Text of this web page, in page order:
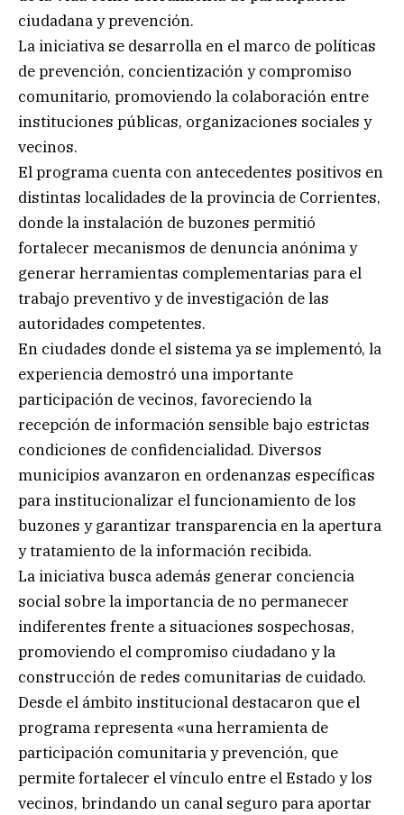
ciudadana y prevención.
La iniciativa se desarrolla en el marco de políticas
de prevención, concientización y compromiso
comunitario, promoviendo la colaboración entre
instituciones públicas, organizaciones sociales y
vecinos.
El programa cuenta con antecedentes positivos en
distintas localidades de la provincia de Corrientes,
donde la instalación de buzones permitió
fortalecer mecanismos de denuncia anónima y
generar herramientas complementarias para el
trabajo preventivo y de investigación de las
autoridades competentes.
En ciudades donde el sistema ya se implementó, la
experiencia demostró una importante
participación de vecinos, favoreciendo la
recepción de información sensible bajo estrictas
condiciones de confidencialidad. Diversos
municipios avanzaron en ordenanzas específicas
para institucionalizar el funcionamiento de los
buzones y garantizar transparencia en la apertura
y tratamiento de la información recibida.
La iniciativa busca además generar conciencia
social sobre la importancia de no permanecer
indiferentes frente a situaciones sospechosas,
promoviendo el compromiso ciudadano y la
construcción de redes comunitarias de cuidado.
Desde el ámbito institucional destacaron que el
programa representa «una herramienta de
participación comunitaria y prevención, que
permite fortalecer el vínculo entre el Estado y los
vecinos, brindando un canal seguro para aportar